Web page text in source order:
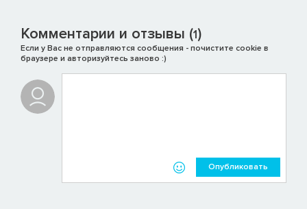
Комментарии и отзывы (1)
Если у Вас не отправляются сообщения - почистите cookie в
браузере и авторизуйтесь заново :)
Опубликовать